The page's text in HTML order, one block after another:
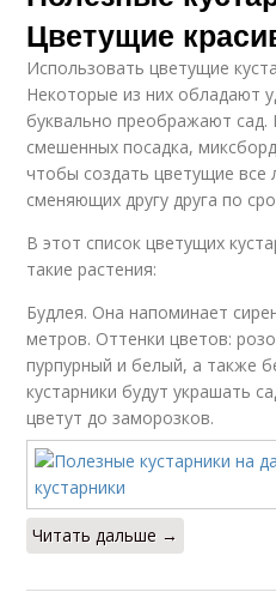
Цветущие
Использовать цветущие
Некоторые из них обладают
буквально преображают
смешенных посадка,
чтобы создать цветущие все
сменяющих другу друга по
В этот список цветущих
такие растения:
Будлея. Она напоминает
метров. Оттенки цветов:
пурпурный и белый, а также
кустарники будут украшать
цветут до заморозков.
Читать дальше →